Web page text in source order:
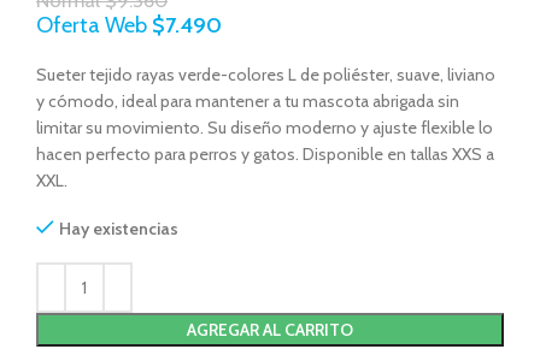
Oferta Web $7.490
Sueter tejido rayas verde-colores L de poliéster, suave, liviano
y cómodo, ideal para mantener a tu mascota abrigada sin
limitar su movimiento. Su diseño moderno y ajuste flexible lo
hacen perfecto para perros y gatos. Disponible en tallas XXS a
XXL.
Hay existencias
AGREGAR AL CARRITO